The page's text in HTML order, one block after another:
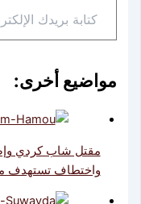
بريدك
الإلكتروني...
مواضيع أخرى:
مقتل شاب كردي
واختطاف تستهدف